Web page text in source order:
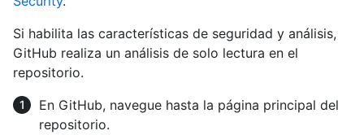
Si habilita las características de seguridad y análisis,
GitHub realiza un análisis de solo lectura en el
repositorio.
En GitHub, navegue hasta la página principal del
repositorio.